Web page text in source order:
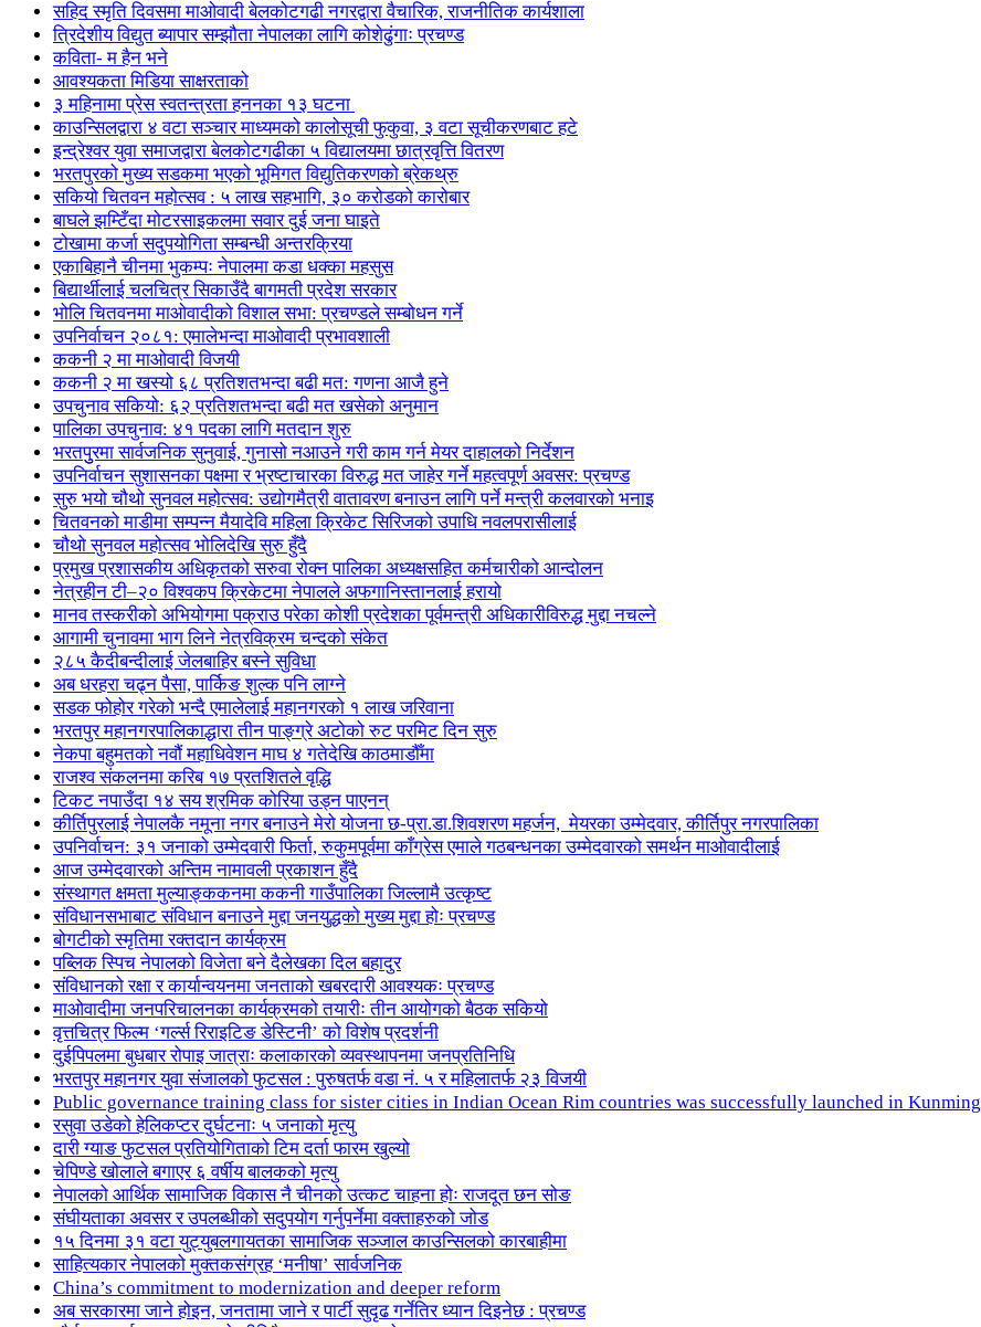
सहिद स्मृति दिवसमा माओवादी बेलकोटगढी नगरद्वारा वैचारिक, राजनीतिक कार्यशाला
त्रिदेशीय विद्युत ब्यापार सम्झौता नेपालका लागि कोशेढुंगाः प्रचण्ड
कविता- म हैन भने
आवश्यकता मिडिया साक्षरताको
३ महिनामा प्रेस स्वतन्त्रता हननका १३ घटना
काउन्सिलद्वारा ४ वटा सञ्चार माध्यमको कालोसूची फुकुवा, ३ वटा सूचीकरणबाट हटे
इन्द्रेश्वर युवा समाजद्वारा बेलकोटगढीका ५ विद्यालयमा छात्रवृत्ति वितरण
भरतपुरको मुख्य सडकमा भएको भूमिगत विद्युतिकरणको ब्रेकथ्रु
सकियो चितवन महोत्सव : ५ लाख सहभागि, ३० करोडको कारोबार
बाघले झम्टिँदा मोटरसाइकलमा सवार दुई जना घाइते
टोखामा कर्जा सदुपयोगिता सम्बन्धी अन्तरक्रिया
एकाबिहानै चीनमा भुकम्पः नेपालमा कडा धक्का महसुस
बिद्यार्थीलाई चलचित्र सिकाउँदै बागमती प्रदेश सरकार
भोलि चितवनमा माओवादीको विशाल सभा: प्रचण्डले सम्बोधन गर्ने
उपनिर्वाचन २०८१: एमालेभन्दा माओवादी प्रभावशाली
ककनी २ मा माओवादी विजयी
ककनी २ मा खस्यो ६८ प्रतिशतभन्दा बढी मत: गणना आजै हुने
उपचुनाव सकियो: ६२ प्रतिशतभन्दा बढी मत खसेको अनुमान
पालिका उपचुनाव: ४१ पदका लागि मतदान शुरु
भरतपुुरमा सार्वजनिक सुनुवाई, गुनासो नआउने गरी काम गर्न मेयर दाहालको निर्देशन
उपनिर्वाचन सुशासनका पक्षमा र भ्रष्टाचारका विरुद्ध मत जाहेर गर्ने महत्वपूर्ण अवसर: प्रचण्ड
सुरु भयो चौथो सुनवल महोत्सव: उद्योगमैत्री वातावरण बनाउन लागि पर्ने मन्त्री कलवारको भनाइ
चितवनको माडीमा सम्पन्न मैयादेवि महिला क्रिकेट सिरिजको उपाधि नवलपरासीलाई
चौथो सुनवल महोत्सव भोलिदेखि सुरु हुँदै
प्रमुख प्रशासकीय अधिकृतको सरुवा रोक्न पालिका अध्यक्षसहित कर्मचारीको आन्दोलन
नेत्रहीन टी–२० विश्वकप क्रिकेटमा नेपालले अफगानिस्तानलाई हरायो
मानव तस्करीको अभियोगमा पक्राउ परेका कोशी प्रदेशका पूर्वमन्त्री अधिकारीविरुद्ध मुद्दा नचल्ने
आगामी चुनावमा भाग लिने नेत्रविक्रम चन्दको संकेत
२८५ कैदीबन्दीलाई जेलबाहिर बस्ने सुविधा
अब धरहरा चढ्न पैसा, पार्किङ शुल्क पनि लाग्ने
सडक फोहोर गरेको भन्दै एमालेलाई महानगरको १ लाख जरिवाना
भरतपुर महानगरपालिकाद्धारा तीन पाङ्ग्रे अटोको रुट परमिट दिन सुरु
नेकपा बहुमतको नवौं महाधिवेशन माघ ४ गतेदेखि काठमाडौँमा
राजश्व संकलनमा करिब १७ प्रतशितले वृद्धि
टिकट नपाउँदा १४ सय श्रमिक कोरिया उड्न पाएनन्
कीर्तिपुरलाई नेपालकै नमूना नगर बनाउने मेरो योजना छ-प्रा.डा.शिवशरण महर्जन, मेयरका उम्मेदवार, कीर्तिपुर नगरपालिका
उपनिर्वाचन: ३१ जनाको उम्मेदवारी फिर्ता, रुकुमपूर्वमा काँग्रेस एमाले गठबन्धनका उम्मेदवारको समर्थन माओवादीलाई
आज उम्मेदवारको अन्तिम नामावली प्रकाशन हुँदै
संस्थागत क्षमता मुल्याङ्ककनमा ककनी गाउँपालिका जिल्लामै उत्कृष्ट
संविधानसभाबाट संविधान बनाउने मुद्दा जनयुद्धको मुख्य मुद्दा होः प्रचण्ड
बोगटीको स्मृतिमा रक्तदान कार्यक्रम
पब्लिक स्पिच नेपालको विजेता बने दैलेखका दिल बहादुर
संविधानको रक्षा र कार्यान्वयनमा जनताको खबरदारी आवश्यकः प्रचण्ड
माओवादीमा जनपरिचालनका कार्यक्रमको तयारीः तीन आयोगको बैठक सकियो
वृत्तचित्र फिल्म ‘गर्ल्स रिराइटिङ डेस्टिनी’ को विशेष प्रदर्शनी
दुईपिपलमा बुधबार रोपाइ जात्राः कलाकारको व्यवस्थापनमा जनप्रतिनिधि
भरतपुर महानगर युवा संजालको फुटसल : पुरुषतर्फ वडा नं. ५ र महिलातर्फ २३ विजयी
Public governance training class for sister cities in Indian Ocean Rim countries was successfully launched in Kunming
रसुवा उडेको हेलिकप्टर दुर्घटनाः ५ जनाको मृत्यु
दारी ग्याङ फुटसल प्रतियोगिताको टिम दर्ता फारम खुल्यो
चेपिण्डे खोलाले बगाएर ६ वर्षीय बालकको मृत्यु
नेपालको आर्थिक सामाजिक विकास नै चीनको उत्कट चाहना होः राजदूत छन सोङ
संघीयताका अवसर र उपलब्धीको सदुपयोग गर्नुपर्नेमा वक्ताहरुको जोड
१५ दिनमा ३१ वटा युट्युबलगायतका सामाजिक सञ्जाल काउन्सिलको कारबाहीमा
साहित्यकार नेपालको मुक्तकसंग्रह ‘मनीषा’ सार्वजनिक
China’s commitment to modernization and deeper reform
अब सरकारमा जाने होइन, जनतामा जाने र पार्टी सुदृढ गर्नेतिर ध्यान दिइनेछ : प्रचण्ड